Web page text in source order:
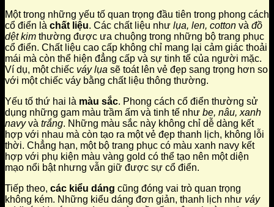
Một trong những yếu tố quan trọng đầu tiên trong phong cách
cổ điển là chất liệu. Các chất liệu như lụa, len, cotton và đồ
dệt kim thường được ưa chuộng trong những bộ trang phục
cổ điển. Chất liệu cao cấp không chỉ mang lại cảm giác thoải
mái mà còn thể hiện đẳng cấp và sự tinh tế của người mặc.
Ví dụ, một chiếc váy lụa sẽ toát lên vẻ đẹp sang trọng hơn so
với một chiếc váy bằng chất liệu thông thường.
Yếu tố thứ hai là màu sắc. Phong cách cổ điển thường sử
dụng những gam màu trầm ấm và tinh tế như be, nâu, xanh
navyvà trắng. Những màu sắc này không chỉ dễ dàng kết
hợp với nhau mà còn tạo ra một vẻ đẹp thanh lịch, không lỗi
thời. Chẳng hạn, một bộ trang phục có màu xanh navy kết
hợp với phụ kiện màu vàng gold có thể tạo nên một diện
mạo nổi bật nhưng vẫn giữ được sự cổ điển.
Tiếp theo, các kiểu dáng cũng đóng vai trò quan trọng
không kém. Những kiểu dáng đơn giản, thanh lịch như váy